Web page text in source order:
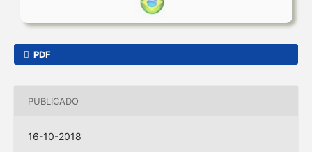
PDF
PUBLICADO
16-10-2018